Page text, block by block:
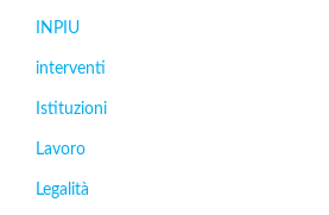
INPIU
interventi
Istituzioni
Lavoro
Legalità